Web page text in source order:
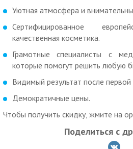
15000 р. за SMAS-лифтинг лица и
Дополнительные условия:
Дополнительно по купону
тату за 1500 р.
Имеются
проконсультироваться со
Как работает купон:
Действие купона
Уютная атмосфера и
Сертифицированное
качественная косметика.
Грамотные специалисты с
которые помогут решить любую
Видимый результат после
Демократичные цены.
Чтобы получить скидку, жмите на
Поделиться с